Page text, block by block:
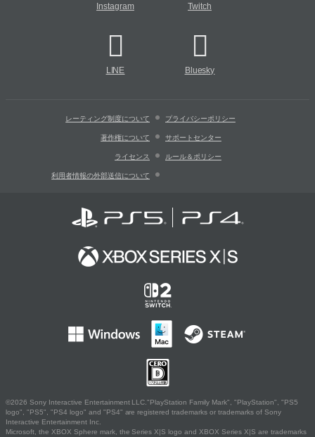
Instagram Twitch
LINE Bluesky
レーティング制度について プライバシーポリシー
著作権について サポートセンター
ライセンス ルール＆ポリシー
利用者情報の外部送信について
©2026 Sony Interactive Entertainment LLC."PlayStation Family Mark", "PlayStation", "PS5
logo", "PS5", "PS4 logo" and "PS4" are registered trademarks or trademarks of Sony
Interactive Entertainment Inc.
Microsoft, the XBOX Sphere mark, the Series X|S logo and XBOX Series X|S are trademarks